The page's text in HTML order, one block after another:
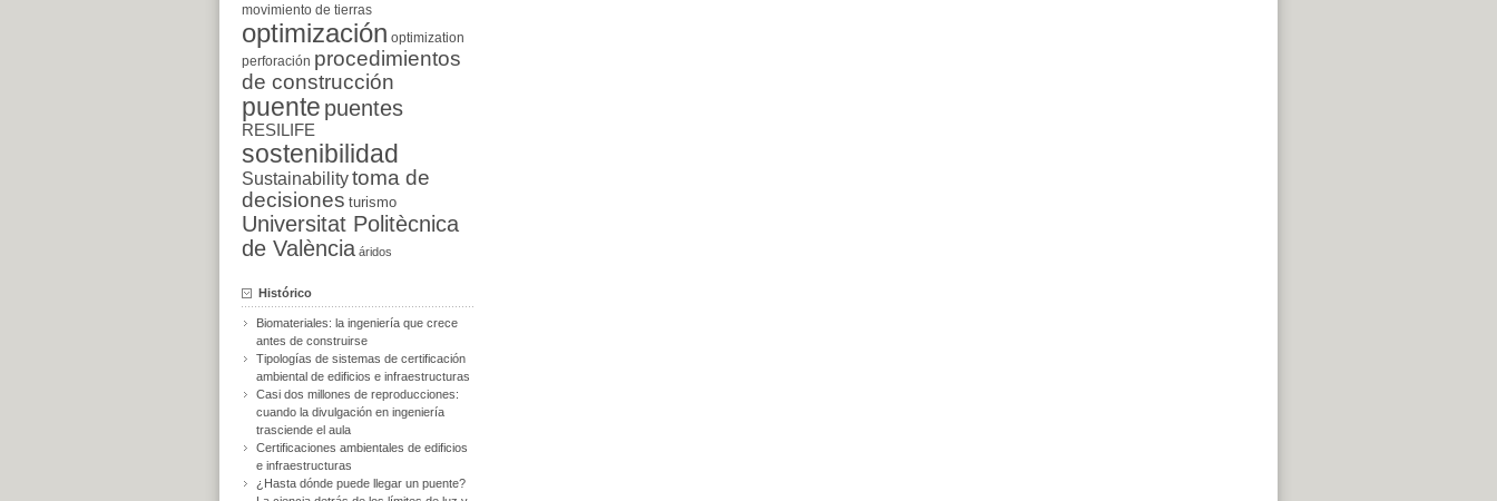
movimiento de tierras
optimización optimization
perforación procedimientos
de construcción
puente puentes
RESILIFE
sostenibilidad
Sustainabilitytoma de
decisiones turismo
Universitat Politècnica
de València áridos
Histórico
Biomateriales: la ingeniería que crece
antes de construirse
Tipologías de sistemas de certificación
ambiental de edificios e infraestructuras
Casi dos millones de reproducciones:
cuando la divulgación en ingeniería
trasciende el aula
Certificaciones ambientales de edificios
e infraestructuras
¿Hasta dónde puede llegar un puente?